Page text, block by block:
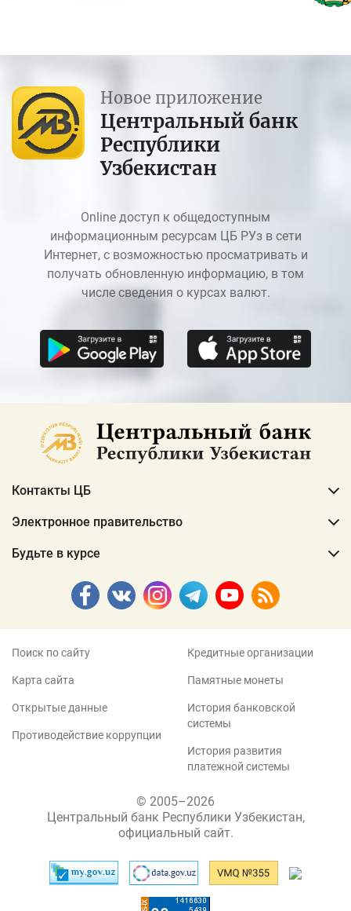
Новое приложение
Центральный банк
Республики
Узбекистан
Online доступ к общедоступным
информационным ресурсам ЦБ РУз в сети
Интернет, с возможностью просматривать и
получать обновленную информацию, в том
числе сведения о курсах валют.
Контакты ЦБ
Электронное правительство
Будьте в курсе
Поиск по сайту
Карта сайта
Открытые данные
Противодействие коррупции
Кредитные организации
Памятные монеты
История банковской
системы
История развития
платежной системы
© 2005–2026
Центральный банк Республики Узбекистан,
официальный сайт.